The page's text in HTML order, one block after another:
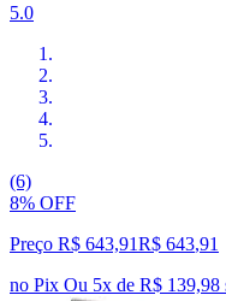
5.0
(6)
8% OFF
Preço R$ 643,91R$ 643,91
no Pix Ou 5x de R$ 139,98